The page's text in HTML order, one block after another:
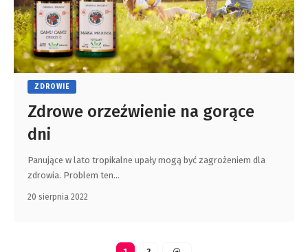
ZDROWIE
Zdrowe orzeźwienie na gorące
dni
Panujące w lato tropikalne upały mogą być zagrożeniem dla
zdrowia. Problem ten…
20 sierpnia 2022